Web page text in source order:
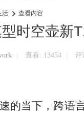
活 › 查看内容
时空壶新
查看: 13454 评
的当下，跨语